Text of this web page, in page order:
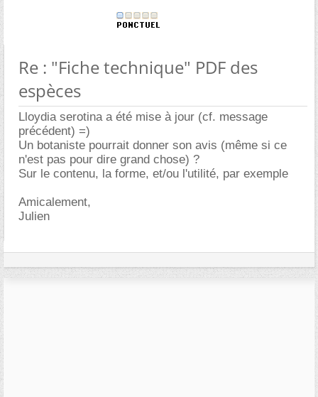
Re : "Fiche technique" PDF des
espèces
Lloydia serotina a été mise à jour (cf. message
précédent) =)
Un botaniste pourrait donner son avis (même si ce
n'est pas pour dire grand chose) ?
Sur le contenu, la forme, et/ou l'utilité, par exemple
Amicalement,
Julien